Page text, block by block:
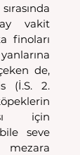
vakit
finoları
de,
(İ.S. 2.
için
seve